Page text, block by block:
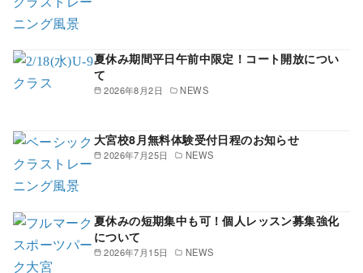
2026年8月2日 NEWS
夏休み期間平日午前中限定！コート開放につい
て
2026年7月25日 NEWS
大宮校8月無料体験受付日程のお知らせ
2026年7月15日 NEWS
夏休みの短期集中も可！個人レッスン募集強化
について